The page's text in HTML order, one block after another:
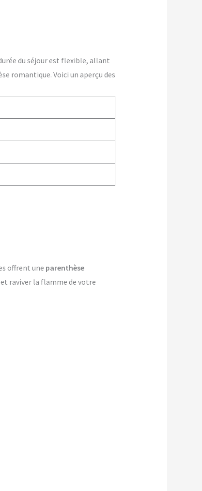
du séjour est flexible, allant
romantique. Voici un aperçu des
offrent une parenthèse
raviver la flamme de votre